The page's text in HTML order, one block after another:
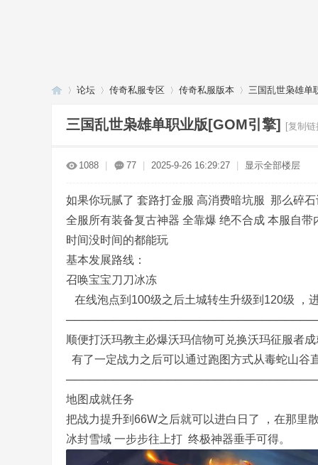
论坛 传奇私服专区 传奇私服版本 三国乱世枭雄单
三国乱世枭雄单职业版[GOM引擎] [复制
1088 77 2025-9-26 16:29:27 显示全部楼层
如果你玩腻了 套路打金服 高消费暗坑服 那么碎
全服所有装备复古神器 全靠爆 绝不合成 本服自
时间没时间的都能玩
基本发展路线：
召唤宝宝刀刀冰冻
在线泡点到100级之后土城转生升级到120级 ，
顺便打沃玛教主必爆沃玛信物可兑换沃玛征服者
有了一定战力之后可以通过跑图方式从毒蛇山谷
地图成就任务
把战力提升到66W之后就可以进白日了 ，在那里
冰封雪域 一步步往上打 终极神器垂手可得。